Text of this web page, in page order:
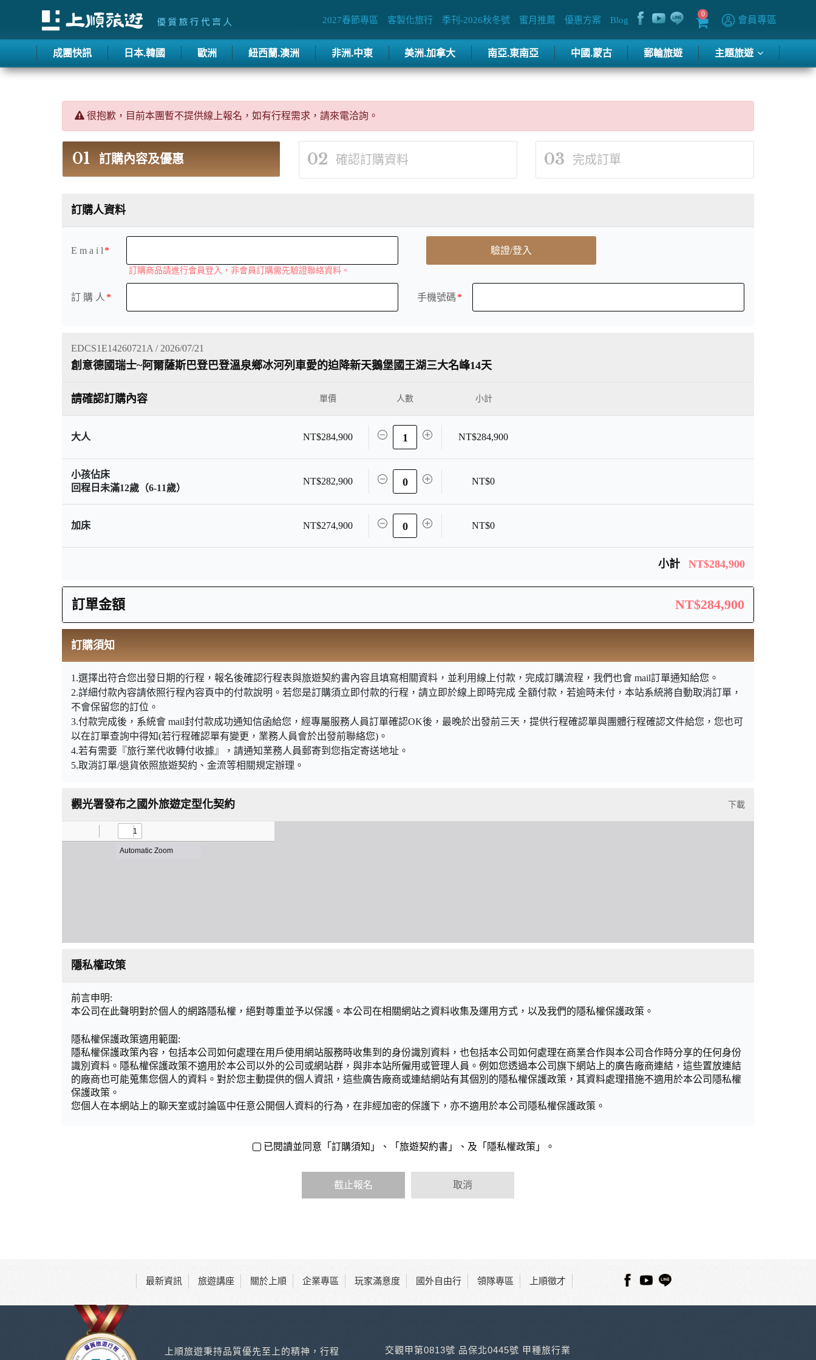
2027春節專區 客製化旅行 季刊-2026秋冬號 蜜月推薦 優惠方案 Blog
0
會員專區
成團快訊 日本.韓國 歐洲 紐西蘭.澳洲 非洲.中東 美洲.加拿大 南亞.東南亞 中國.蒙古 郵輪旅遊 主題旅遊
很抱歉，目前本團暫不提供線上報名，如有行程需求，請來電洽詢。
01 訂購內容及優惠 02 確認訂購資料 03 完成訂單
訂購人資料
E m a i l
訂購商品請進行會員登入，非會員訂購需先驗證聯絡資料。
驗證/登入
訂 購 人 手機號碼
EDCS1E14260721A / 2026/07/21
創意德國瑞士~阿爾薩斯巴登巴登溫泉鄉冰河列車愛的迫降新天鵝堡國王湖三大名峰14天
請確認訂購內容 單價 小計
大人 NT$284,900 1 NT$284,900
小孩佔床
回程日未滿12歲（6-11歲）
NT$282,900 0 NT$0
加床 NT$274,900 0 NT$0
小計 NT$284,900
訂單金額 NT$284,900
訂購須知
1.選擇出符合您出發日期的行程，報名後確認行程表與旅遊契約書內容且填寫相關資料，並利用線上付款，完成訂購流程，我們也會 mail訂單通知給您。
2.詳細付款內容請依照行程內容頁中的付款說明。若您是訂購須立即付款的行程，請立即於線上即時完成 全額付款，若逾時未付，本站系統將自動取消訂單，
不會保留您的訂位。
3.付款完成後，系統會 mail封付款成功通知信函給您，經專屬服務人員訂單確認OK後，最晚於出發前三天，提供行程確認單與團體行程確認文件給您，您也可
以在訂單查詢中得知(若行程確認單有變更，業務人員會於出發前聯絡您)。
4.若有需要『旅行業代收轉付收據』，請通知業務人員郵寄到您指定寄送地址。
5.取消訂單/退貨依照旅遊契約、金流等相關規定辦理。
觀光署發布之國外旅遊定型化契約 下載
隱私權政策
前言申明:
本公司在此聲明對於個人的網路隱私權，絕對尊重並予以保護。本公司在相關網站之資料收集及運用方式，以及我們的隱私權保護政策。
隱私權保護政策適用範圍:
隱私權保護政策內容，包括本公司如何處理在用戶使用網站服務時收集到的身份識別資料，也包括本公司如何處理在商業合作與本公司合作時分享的任何身份
識別資料。隱私權保護政策不適用於本公司以外的公司或網站群，與非本站所僱用或管理人員。例如您透過本公司旗下網站上的廣告廠商連結，這些置放連結
的廠商也可能蒐集您個人的資料。對於您主動提供的個人資訊，這些廣告廠商或連結網站有其個別的隱私權保護政策，其資料處理措施不適用於本公司隱私權
保護政策。
您個人在本網站上的聊天室或討論區中任意公開個人資料的行為，在非經加密的保護下，亦不適用於本公司隱私權保護政策。
為了在本網站提供您最佳的互動性服務，可能會請您提供相關個人的資料，其範圍如下：
於一般瀏覽時，伺服器會自行記錄相關行徑，包括您使用連線設備的 IP 位址、使用時間、使用的瀏覽器、瀏覽及點選資料記錄等，做為我們增進網站服務的參
為提供精確的服務，我們會將收集的問卷調查內容進行統計與分析，分析結果之統計數據或說明文字呈現，除供內部研究外，我們會視需要公佈統計數據及說
登入使用我們的服務後，本網站即取得您的資料。
等。本網站會對個別連線者的瀏覽器予以標示，歸納使用者瀏覽器在本網站內部所瀏覽的網頁，除非您願意告知您的個人資料，否則本網站不會也無法將此項
記錄和您對應。請您注意，在本網站網刊登廣告之廠商，或與連結本網站，也可能蒐集您個人的資料。對於您主動提供的個人資訊，這些廣告廠商、或連結網
站有其個別的私權保護政策，其資料處理措施不適用本網站隱私權保護政策，本公司不負任何連帶責任。
本網站將在事前或註冊登錄取得您的同意後，傳送商業性資料或電子郵件給您。本公司除了在該資料或電子郵件上註明是由本公司發送，也會在該資料或電子
已閱讀並同意「訂購須知」、「旅遊契約書」、及「隱私權政策」。
截止報名 取消
最新資訊 旅遊講座 關於上順 企業專區 玩家滿意度 國外自由行 領隊專區 上順徵才
上順旅遊秉持品質優先至上的精神，行程
交觀甲第0813號 品保北0445號 甲種旅行業